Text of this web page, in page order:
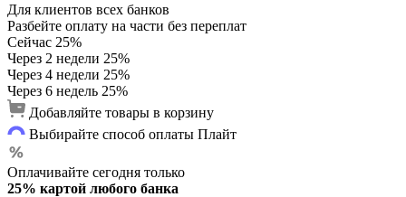
Для клиентов всех банков
Разбейте оплату на части без переплат
Сейчас 25%
Через 2 недели 25%
Через 4 недели 25%
Через 6 недель 25%
Добавляйте товары в корзину
Выбирайте способ оплаты Плайт
Оплачивайте сегодня только
25% картой любого банка